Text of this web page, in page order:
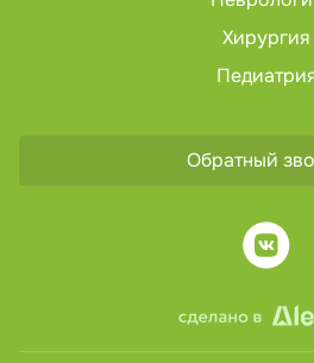
Хирургия
Обратный